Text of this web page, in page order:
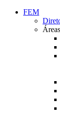
Conteúdo principal
FEM